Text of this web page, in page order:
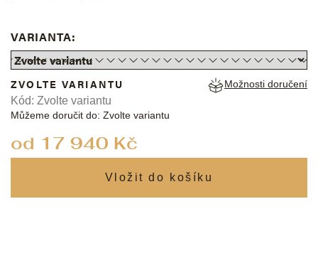
VARIANTA:
od 17 940 Kč
ZVOLTE VARIANTU
Můžeme doručit do: Zvolte variantu
Možnosti doručení
Kód: Zvolte variantu